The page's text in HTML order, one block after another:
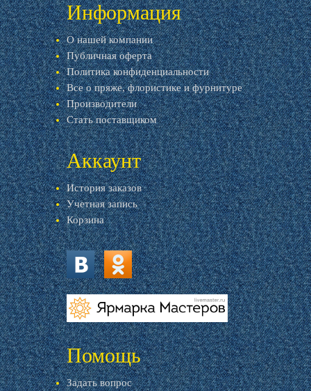
Информация
О нашей компании
Публичная оферта
Политика конфиденциальности
Все о пряже, флористике и фурнитуре
Производители
Стать поставщиком
Аккаунт
История заказов
Учетная запись
Корзина
vk.com ok.ru
livemaster.ru
Помощь
Задать вопрос